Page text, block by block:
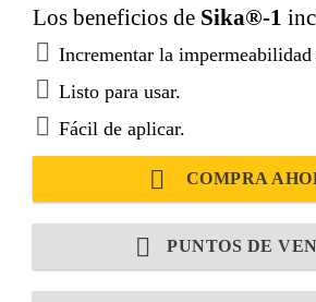
Los beneficios de Sika®-1
Incrementar la
Listo para usar.
Fácil de aplicar.
COMPRA
PUNTOS DE